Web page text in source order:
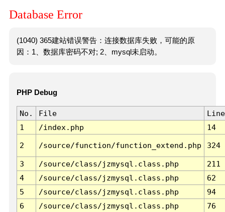
Database Error
(1040) 365建站错误警告：连接数据库失败，可能的原
因：1、数据库密码不对; 2、mysql未启动。
PHP Debug
No. File
Line
1
/index.php 14
2 /source/function/function_extend.php 324
3 /source/class/jzmysql.class.php
211
4
/source/class/jzmysql.class.php
62
5
/source/class/jzmysql.class.php
94
6
/source/class/jzmysql.class.php 76